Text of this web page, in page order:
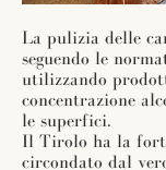
La pulizia delle
seguendo le
utilizzando
concentrazione
le superfici.
Il Tirolo ha la
circondato dal